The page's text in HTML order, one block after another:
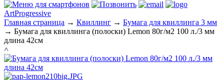
ArtProgressive
Главная страница → Квиллинг → Бумага для квиллинга 3 мм
→ Бумага для квиллинга (полоски) Lemon 80г/м2 100 л./3 мм
длина 42см
˄